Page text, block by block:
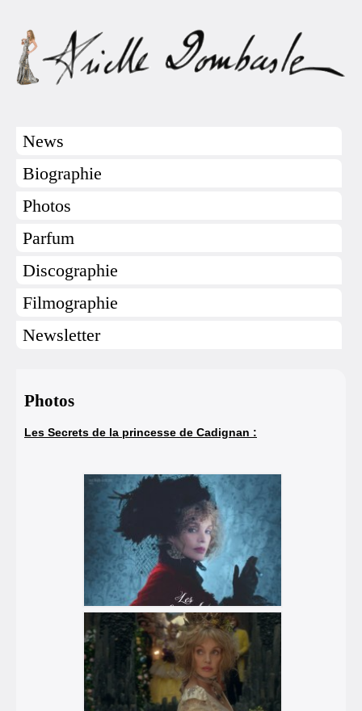
News
Biographie
Photos
Parfum
Discographie
Filmographie
Newsletter
Photos
Les Secrets de la princesse de Cadignan :